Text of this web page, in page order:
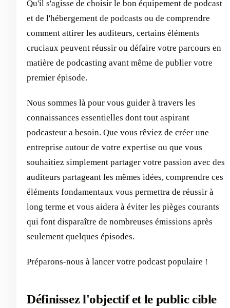
Qu'il s'agisse de choisir le bon équipement de podcast
et de l'hébergement de podcasts ou de comprendre
comment attirer les auditeurs, certains éléments
cruciaux peuvent réussir ou défaire votre parcours en
matière de podcasting avant même de publier votre
premier épisode.
Nous sommes là pour vous guider à travers les
connaissances essentielles dont tout aspirant
podcasteur a besoin. Que vous rêviez de créer une
entreprise autour de votre expertise ou que vous
souhaitiez simplement partager votre passion avec des
auditeurs partageant les mêmes idées, comprendre ces
éléments fondamentaux vous permettra de réussir à
long terme et vous aidera à éviter les pièges courants
qui font disparaître de nombreuses émissions après
seulement quelques épisodes.
Préparons-nous à lancer votre podcast populaire !
Définissez l'objectif et le public cible